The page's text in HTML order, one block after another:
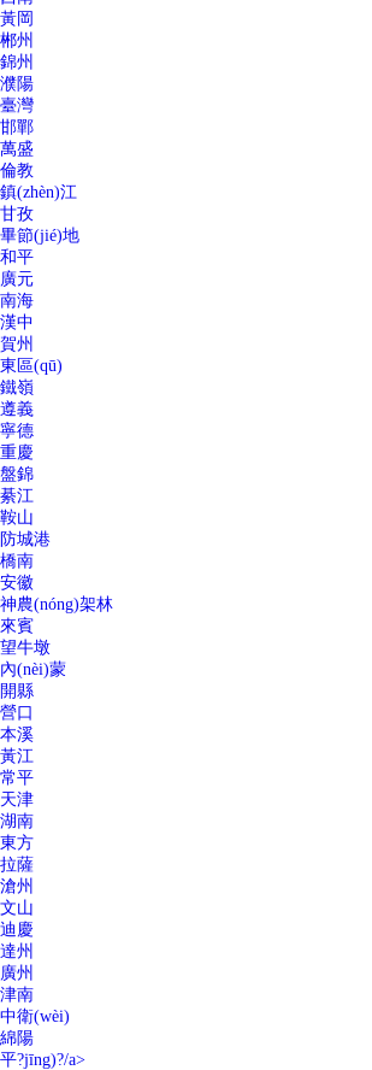
黃岡
郴州
錦州
濮陽
臺灣
邯鄲
萬盛
倫教
鎮(zhèn)江
甘孜
畢節(jié)地
和平
廣元
南海
漢中
賀州
東區(qū)
鐵嶺
遵義
寧德
重慶
盤錦
綦江
鞍山
防城港
橋南
安徽
神農(nóng)架林
來賓
望牛墩
內(nèi)蒙
開縣
營口
本溪
黃江
常平
天津
湖南
東方
拉薩
滄州
文山
迪慶
達州
廣州
津南
中衛(wèi)
綿陽
平?jīng)?/a>